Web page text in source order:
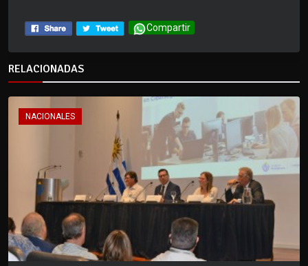
Compartir
RELACIONADAS
NACIONALES